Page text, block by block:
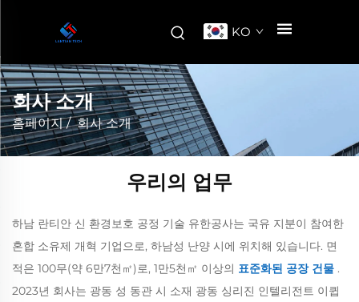
KO
회사 소개
홈페이지/회사 소개
우리의 업무
하남 란티안 신 환경보호 공정 기술 유한공사는 국유 지분이 참여한
혼합 소유제 개혁 기업으로, 하남성 난양 시에 위치해 있습니다. 면
적은 100무(약 6만7천㎡)로, 1만5천㎡ 이상의 표준화된 공장 건물 .
2023년 회사는 광동 성 동관 시 소재 광동 싱리진 인텔리전트 이큅